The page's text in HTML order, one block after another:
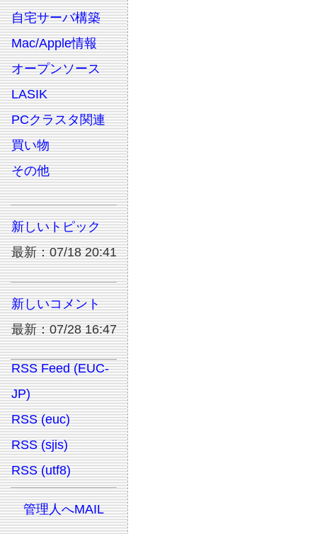
自宅サーバ構築
Mac/Apple情報
オープンソース
LASIK
PCクラスタ関連
買い物
その他
新しいトピック
最新：07/18 20:41
新しいコメント
最新：07/28 16:47
RSS Feed (EUC-
JP)
RSS (euc)
RSS (sjis)
RSS (utf8)
管理人へMAIL